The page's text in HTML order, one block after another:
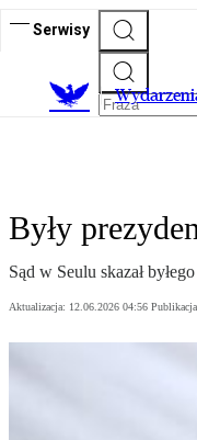
Serwisy
Były
Sąd w Seulu skazał
Aktualizacja: 12.06.2026 04:56